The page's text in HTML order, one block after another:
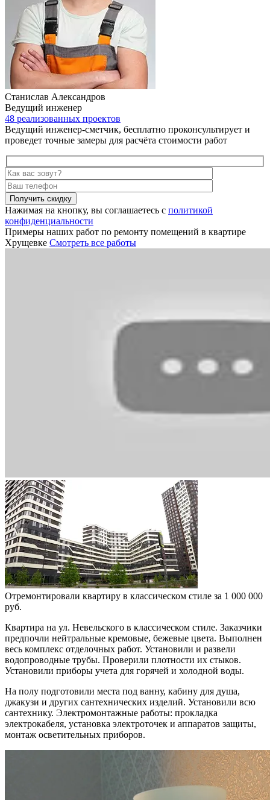
Станислав Александров
Ведущий инженер
48 реализованных проектов
Ведущий инженер-сметчик, бесплатно проконсультирует и
проведет точные замеры для расчёта стоимости работ
Получить скидку
Нажимая на кнопку, вы соглашаетесь с политикой
конфиденциальности
Примеры наших работ по ремонту помещений в квартире
Хрущевке Смотреть все работы
Отремонтировали квартиру в классическом стиле за 1 000 000
руб.
Квартира на ул. Невельского в классическом стиле. Заказчики
предпочли нейтральные кремовые, бежевые цвета. Выполнен
весь комплекс отделочных работ. Установили и развели
водопроводные трубы. Проверили плотности их стыков.
Установили приборы учета для горячей и холодной воды.
На полу подготовили места под ванну, кабину для душа,
джакузи и других сантехнических изделий. Установили всю
сантехнику. Электромонтажные работы: прокладка
электрокабеля, установка электроточек и аппаратов защиты,
монтаж осветительных приборов.